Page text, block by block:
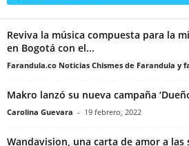
Reviva la música compuesta para la
en Bogotá con el...
Farandula.co Noticias Chismes de Farandula y
Makro lanzó su nueva campaña
Carolina Guevara - 19 febrero, 2022
Wandavision, una carta de amor a las